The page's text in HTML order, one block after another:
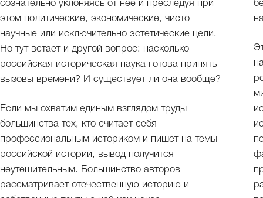
сознательно уклоняясь от нее и преследуя при
этом политические, экономические, чисто
научные или исключительно эстетические цели.
Но тут встает и другой вопрос: насколько
российская историческая наука готова принять
вызовы времени? И существует ли она вообще?
Если мы охватим единым взглядом труды
большинства тех, кто считает себя
профессиональным историком и пишет на темы
российской истории, вывод получится
неутешительным. Большинство авторов
рассматривает отечественную историю и